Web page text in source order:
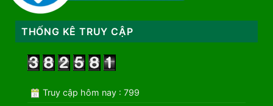
THỐNG KÊ TRUY CẬP
Truy cập hôm nay : 799